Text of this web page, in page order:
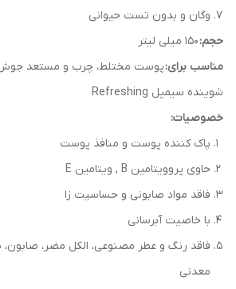
وگان و بدون تست حیوانی
حجم:
مناسب برای:پوست مختلط، چرب و مستعد
شوینده سیمپل Refreshing
خصوصیات:
پاک کننده پوست و منافذ پوست
حاوی پروویتامین B , ویتامین E
فاقد مواد صابونی و حساسیت زا
با خاصیت آبرسانی
فاقد رنگ و عطر مصنوعی، الکل مضر، صابون،
معدنی